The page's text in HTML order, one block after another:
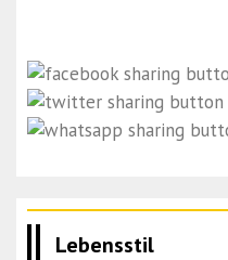
Lebensstil